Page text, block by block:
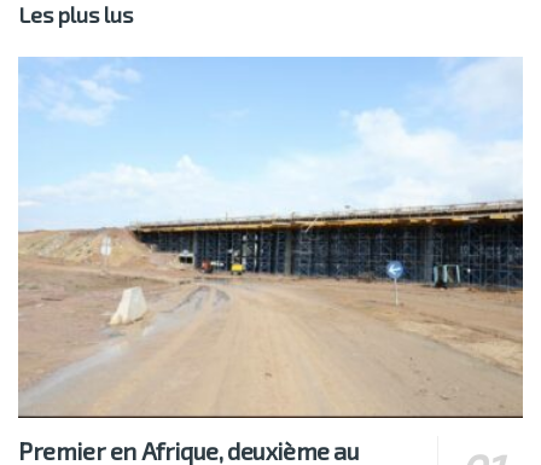
Les plus lus
Premier en Afrique, deuxième au